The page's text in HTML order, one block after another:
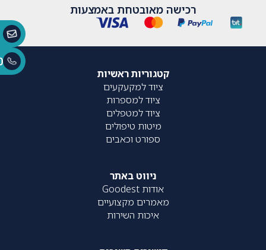
רכישה מאובטחת באמצעות
קטגוריות ראשיות
ציוד למקעקעים
ציוד למספרות
ציוד למטפלים
מיטות טיפולים
ספורט וכאבים
ניווט באתר
אודות Goodest
מאמרים מקצועיים
איכות השירות